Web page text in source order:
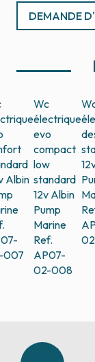
DEMANDE
Albin
007
Wc
électrique
evo
compact
low
standard
12v Albin
Pump
Marine
Ref.
AP07-
02-008